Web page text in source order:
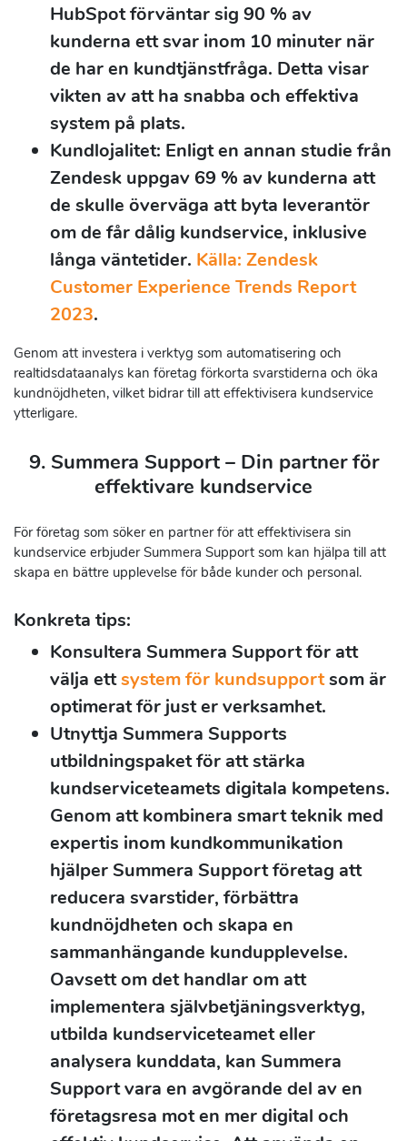
HubSpot förväntar sig 90 % av
kunderna ett svar inom 10 minuter när
de har en kundtjänstfråga. Detta visar
vikten av att ha snabba och effektiva
system på plats.
Kundlojalitet: Enligt en annan studie från
Zendesk uppgav 69 % av kunderna att
de skulle överväga att byta leverantör
om de får dålig kundservice, inklusive
långa väntetider. Källa: Zendesk
Customer Experience Trends Report
2023.
Genom att investera i verktyg som automatisering och
realtidsdataanalys kan företag förkorta svarstiderna och öka
kundnöjdheten, vilket bidrar till att effektivisera kundservice
ytterligare.
9. Summera Support – Din partner för
effektivare kundservice
För företag som söker en partner för att effektivisera sin
kundservice erbjuder Summera Support som kan hjälpa till att
skapa en bättre upplevelse för både kunder och personal.
Konkreta tips:
Konsultera Summera Support för att
välja ettsystem för kundsupportsom är
optimerat för just er verksamhet.
Utnyttja Summera Supports
utbildningspaket för att stärka
kundserviceteamets digitala kompetens.
Genom att kombinera smart teknik med
expertis inom kundkommunikation
hjälper Summera Support företag att
reducera svarstider, förbättra
kundnöjdheten och skapa en
sammanhängande kundupplevelse.
Oavsett om det handlar om att
implementera självbetjäningsverktyg,
utbilda kundserviceteamet eller
analysera kunddata, kan Summera
Support vara en avgörande del av en
företagsresa mot en mer digital och